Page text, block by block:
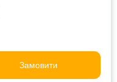
Замовити